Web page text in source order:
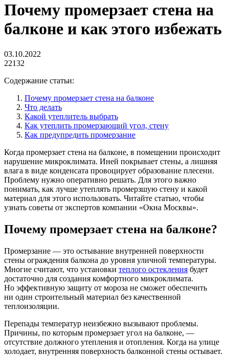
Почему промерзает стена на
балконе и как этого избежать
03.10.2022
22132
Содержание статьи:
Почему промерзает стена на балконе
Что делать
Какой утеплитель выбрать
Как утеплить промерзающий угол, стену
Как предупредить промерзание
Когда промерзает стена на балконе, в помещении происходит
нарушение микроклимата. Иней покрывает стены, а лишняя
влага в виде конденсата провоцирует образование плесени.
Проблему нужно оперативно решать. Для этого важно
понимать, как лучше утеплять промерзшую стену и какой
материал для этого использовать. Читайте статью, чтобы
узнать советы от экспертов компании «Окна Москвы».
Почему промерзает стена на балконе?
Промерзание — это остывание внутренней поверхности
стены ограждения балкона до уровня уличной температуры.
Многие считают, что установки теплого остекления будет
достаточно для создания комфортного микроклимата.
Но эффективную защиту от мороза не сможет обеспечить
ни один строительный материал без качественной
теплоизоляции.
Перепады температур неизбежно вызывают проблемы.
Причины, по которым промерзает угол на балконе, —
отсутствие должного утепления и отопления. Когда на улице
холодает, внутренняя поверхность балконной стены остывает.